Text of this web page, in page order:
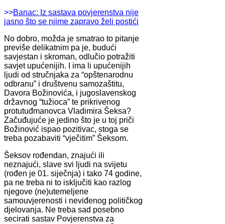
>>Banac: Iz sastava povjerenstva nije
jasno što se njime zapravo želi postići
No dobro, možda je smatrao to pitanje
previše delikatnim pa je, budući
savjestan i skroman, odlučio potražiti
savjet upućenijih. I ima li upućenijih
ljudi od stručnjaka za “opštenarodnu
odbranu” i društvenu samozaštitu,
Davora Božinovića, i jugoslavenskog
državnog “tužioca” te prikrivenog
protutuđmanovca Vladimira Šeksa?
Začuđujuće je jedino što je u toj priči
Božinović ispao pozitivac, stoga se
treba pozabaviti “vječitim” Šeksom.
Šeksov rođendan, znajući ili
neznajući, slave svi ljudi na svijetu
(rođen je 01. siječnja) i tako 74 godine,
pa ne treba ni to isključiti kao razlog
njegove (ne)utemeljene
samouvjerenosti i neviđenog političkog
djelovanja. Ne treba sad posebno
secirati sastav Povjerenstva za